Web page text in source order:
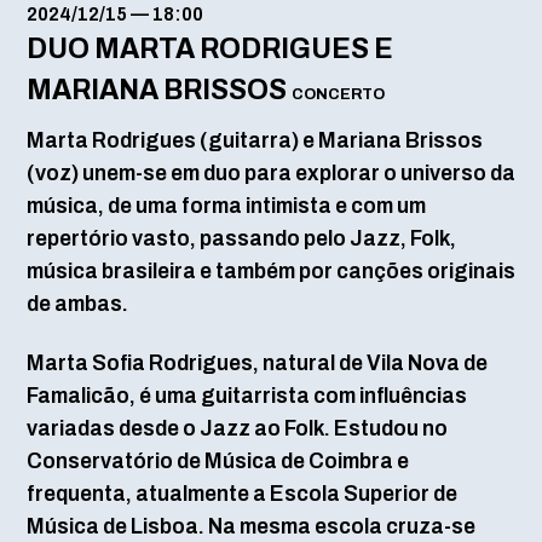
2024/12/15 — 18:00
DUO MARTA RODRIGUES E
MARIANA BRISSOS CONCERTO
Marta Rodrigues (guitarra) e Mariana Brissos
(voz) unem-se em duo para explorar o universo da
música, de uma forma intimista e com um
repertório vasto, passando pelo Jazz, Folk,
música brasileira e também por canções originais
de ambas.
Marta Sofia Rodrigues, natural de Vila Nova de
Famalicão, é uma guitarrista com influências
variadas desde o Jazz ao Folk. Estudou no
Conservatório de Música de Coimbra e
frequenta, atualmente a Escola Superior de
Música de Lisboa. Na mesma escola cruza-se